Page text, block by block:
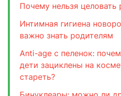
Почему нельзя целовать
Интимная гигиена
важно знать родителям
Anti-age с пеленок:
дети зациклены на
стареть?